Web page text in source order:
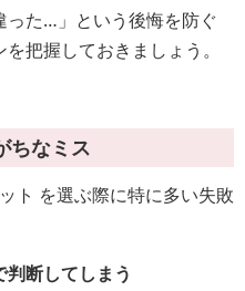
った…」という後悔を防ぐ
把握しておきましょう。
ちなミス
ト を選ぶ際に特に多い失敗
断してしまう